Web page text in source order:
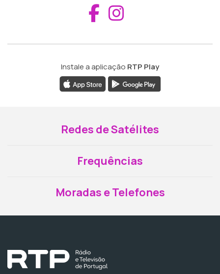
Aceder ao
Instale a aplicação RTP Play
Redes de Satélites
Frequências
Moradas e Telefones